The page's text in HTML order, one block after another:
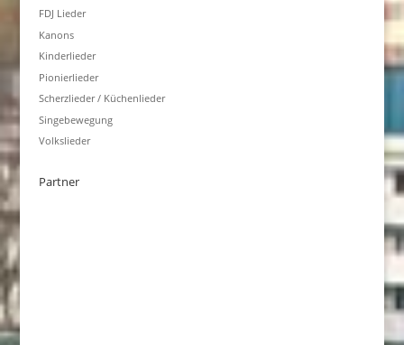
FDJ Lieder
Kanons
Kinderlieder
Pionierlieder
Scherzlieder / Küchenlieder
Singebewegung
Volkslieder
Partner